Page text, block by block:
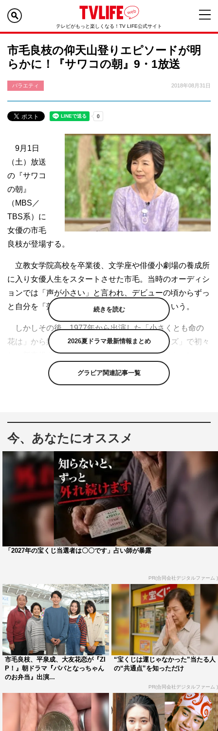
テレビがもっと楽しくなる！TV LIFE公式サイト
市毛良枝の仰天山登りエピソードが明
らかに！『サワコの朝』9・1放送
バラエティ 2018年08月31日
9月1日
（土）放送
の『サワコ
の朝』
（MBS／
TBS系）に
女優の市毛
良枝が登場する。
立教女学院高校を卒業後、文学座や俳優小劇場の養成所
に入り女優人生をスタートさせた市毛。当時のオーディシ
ョンでは「声が小さい」と言われ、デビューの頃からずっ
と自分を「落ちこぼれ俳優」だと思っていたという。
しかしその後、1977年から出演した「小さくとも命の
花は」から始まった初井言榮との「嫁姑シリーズ」で初々
しい新妻役を好演し、“お嫁さんにしたい女優ナンバー
1”と称され人気を博す。当初はテレビに出るつもりはあま
りなかったという市毛が、ずっと自信が持てなかったとい
「記憶の中で今もきらめく1曲」は、吉田日出子の「ウェ
ルカム上海」。この舞台に魅了され、女優になるべく文学
座を受験したという市毛が、人生の転機になったともいえ
るこの曲と当時を振り返る。
また、女優として輝き続ける一方で、市毛がプライベー
トで夢中になったのが“登山”。もともとは努力・根性・汗
をかくことが嫌いで運動が苦手だったそうだが、40歳の頃
にあることがきっかけで本格的な登山を体験し、山に魅せ
られたという。海外ではアフリカのキリマンジャロに挑
あるなど、市毛が仰天山登りエピソードが明らかになる。
続きを読む
2026夏ドラマ最新情報まとめ
グラビア関連記事一覧
今、あなたにオススメ
「2027年の宝くじ当選者は〇〇です」占い師が暴露
PR(合同会社デジタルファーム )
市毛良枝、平泉成、大友花恋が『ZI
P！』朝ドラマ『パパとなっちゃん
のお弁当』出演...
“宝くじは運じゃなかった”当たる人
の“共通点”を知っただけ
PR(合同会社デジタルファーム )